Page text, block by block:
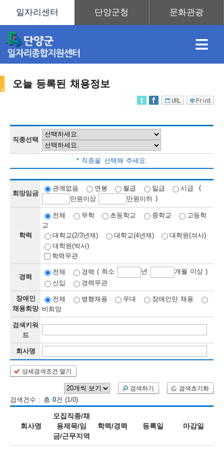
≡
보
보
련
정
우
미
내
오늘 등록된 채용정보
직종선택
* 직종을 선택해 주세요.
희망임금
관계없음 연봉 월급 일급 시급
(
만원이상 만원이하 )
학력
전체 무학 초등학교 중학교
고등학
교
대학교(2/3년제)
대학교(4년제)
대학원(석사)
대학원(박사)
학력무관
경력
전체 경력 ( 최소 년
개월 이상 )
신입
경력무관
장애인
채용희망
전체 병행채용 우대
장애인만 채용
비희망
검색키워
드
회사명
상세검색조건 열기
검색하기 검색초기화
검색건수 : 총 0건 (1/0)
회사명
모집직종/채
용제목/임
금/근무지역
학력/경력 등록일 마감일
채
용
보
오
등